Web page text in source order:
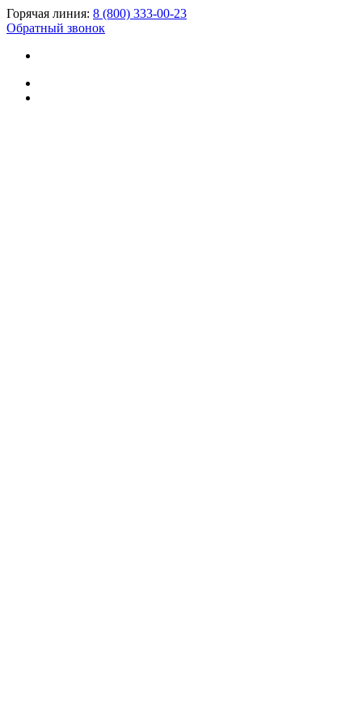
Горячая линия: 8 (800) 333-00-23
Обратный звонок